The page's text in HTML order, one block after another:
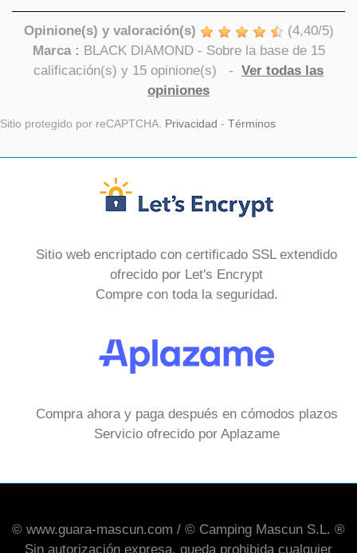
Opinione(s) y valoración(s) (4,40/5)
Marca : BLACK DIAMOND- Sobre la base de 15
calificación(s) y 15 opinione(s) - Ver todas las
opiniones
Sitio protegido por reCAPTCHA. Privacidad - Términos
Sitio web encriptado con certificado SSL extendido
ofrecido por Let's Encrypt
Compre con toda la seguridad.
Compra ahora y paga después en cómodos plazos
Servicio ofrecido por Aplazame
© www.guara-mascun.com / © Camping Mascun S.L. ®
Sin autorización expresa, queda prohibida cualquier